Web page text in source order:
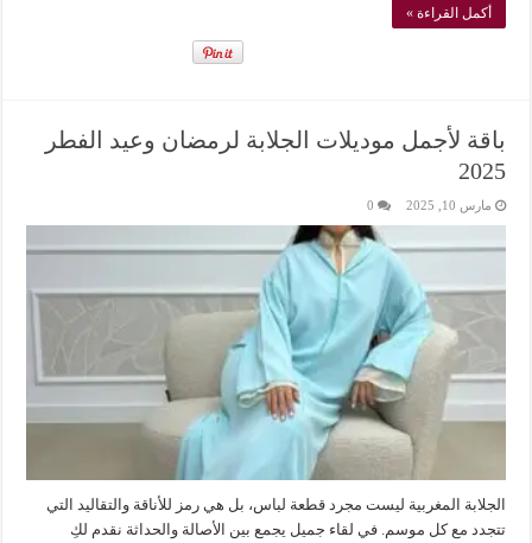
أكمل القراءة »
باقة لأجمل موديلات الجلابة لرمضان وعيد الفطر
2025
مارس 10, 2025 0
الجلابة المغربية ليست مجرد قطعة لباس، بل هي رمز للأناقة والتقاليد التي
تتجدد مع كل موسم. في لقاء جميل يجمع بين الأصالة والحداثة نقدم لكِ